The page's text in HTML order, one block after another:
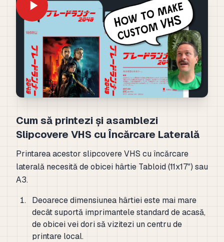
Cum să printezi și asamblezi
Slipcovere VHS cu Încărcare Laterală
Printarea acestor slipcovere VHS cu încărcare
laterală necesită de obicei hârtie Tabloid (11x17") sau
A3.
Deoarece dimensiunea hârtiei este mai mare
decât suportă imprimantele standard de acasă,
de obicei vei dori să vizitezi un centru de
printare local.